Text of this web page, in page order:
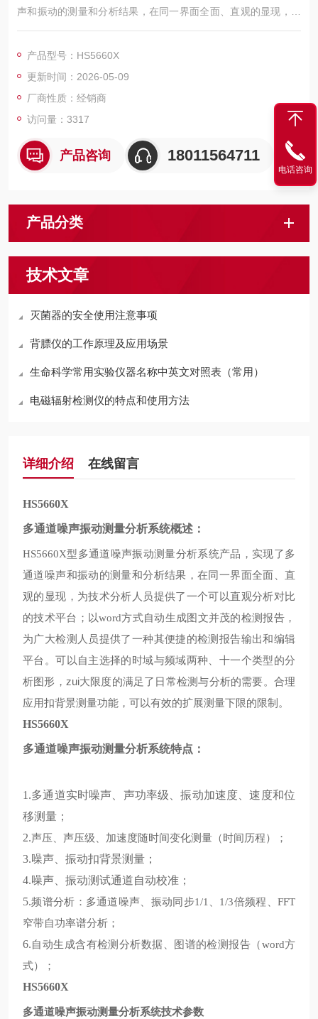
声和振动的测量和分析结果，在同一界面全面、直观的显现，为
技术分析人员提供了一个可以直观分析对比的技术平台
产品型号：HS5660X
更新时间：2026-05-09
厂商性质：经销商
访问量：3317
产品咨询 18011564711
产品分类
技术文章
灭菌器的安全使用注意事项
背膘仪的工作原理及应用场景
生命科学常用实验仪器名称中英文对照表（常用）
电磁辐射检测仪的特点和使用方法
详细介绍 在线留言
HS5660X
多通道噪声振动测量分析系统概述：
HS5660X型多通道噪声振动测量分析系统产品，实现了多
通道噪声和振动的测量和分析结果，在同一界面全面、直
观的显现，为技术分析人员提供了一个可以直观分析对比
的技术平台；以word方式自动生成图文并茂的检测报告，
为广大检测人员提供了一种其便捷的检测报告输出和编辑
平台。可以自主选择的时域与频域两种、十一个类型的分
析图形，zui大限度的满足了日常检测与分析的需要。合理
应用扣背景测量功能，可以有效的扩展测量下限的限制。
HS5660X
多通道噪声振动测量分析系统特点：
1.多通道实时噪声、声功率级、振动加速度、速度和位
移测量；
2.声压、声压级、加速度随时间变化测量 （时间历程）
；
3.噪声、振动扣背景测量；
4.噪声、振动测试通道自动校准；
5.频谱分析：多通道噪声、振动同步1/1 1/3倍频程、FFT
窄带自功率谱分析；
6.自动生成含有检测分析数据、图谱的检测报告 （word方
式）
；
HS5660X
多通道噪声振动测量分析系统技术参数
电话咨询